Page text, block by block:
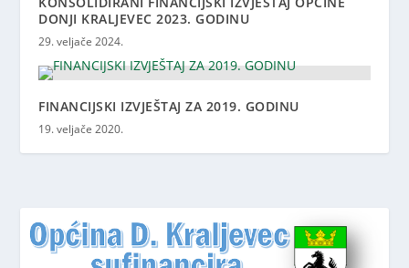
DONJI KRALJEVEC 2023. GODINU
29. veljače 2024.
FINANCIJSKI IZVJEŠTAJ ZA 2019. GODINU
19. veljače 2020.